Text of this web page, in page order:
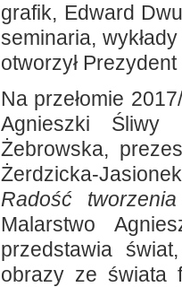
grafik, Edward
seminaria,
otworzył
Na przełomie
Agnieszki Śliwy
Żebrowska,
Żerdzicka-
Radość tworzenia
Malarstwo
przedstawia
obrazy ze świata